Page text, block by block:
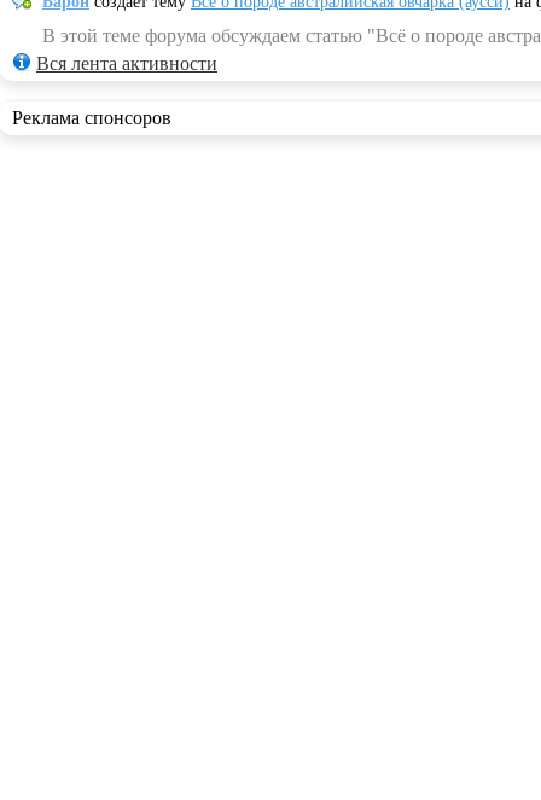
В этой теме форума обсуждаем статью "Всё о породе
Вся лента активности
Реклама спонсоров